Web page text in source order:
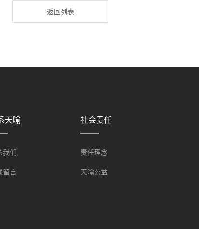
返回列表
天喻
我们
留言
社会责任
责任理念
天喻公益